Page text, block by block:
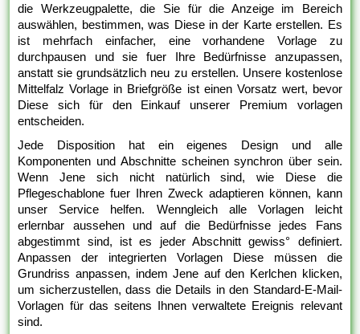
die Werkzeugpalette, die Sie für die Anzeige im Bereich
auswählen, bestimmen, was Diese in der Karte erstellen. Es
ist mehrfach einfacher, eine vorhandene Vorlage zu
durchpausen und sie fuer Ihre Bedürfnisse anzupassen,
anstatt sie grundsätzlich neu zu erstellen. Unsere kostenlose
Mittelfalz Vorlage in Briefgröße ist einen Vorsatz wert, bevor
Diese sich für den Einkauf unserer Premium vorlagen
entscheiden.
Jede Disposition hat ein eigenes Design und alle
Komponenten und Abschnitte scheinen synchron über sein.
Wenn Jene sich nicht natürlich sind, wie Diese die
Pflegeschablone fuer Ihren Zweck adaptieren können, kann
unser Service helfen. Wenngleich alle Vorlagen leicht
erlernbar aussehen und auf die Bedürfnisse jedes Fans
abgestimmt sind, ist es jeder Abschnitt gewiss° definiert.
Anpassen der integrierten Vorlagen Diese müssen die
Grundriss anpassen, indem Jene auf den Kerlchen klicken,
um sicherzustellen, dass die Details in den Standard-E-Mail-
Vorlagen für das seitens Ihnen verwaltete Ereignis relevant
sind.